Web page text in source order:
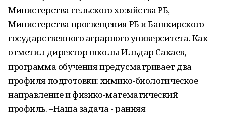
Министерства сельского хозяйства РБ,
Министерства просвещения РБ и Башкирского
государственного аграрного университета. Как
отметил директор школы Ильдар Сакаев,
программа обучения предусматривает два
профиля подготовки: химико-биологическое
направление и физико-математический
профиль. –Наша задача - ранняя